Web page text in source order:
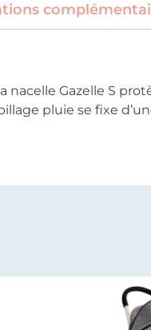
nacelle Gazelle S
pluie se fixe